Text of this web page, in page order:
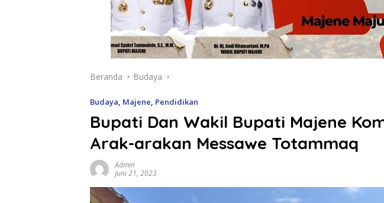
Beranda Budaya
Budaya, Majene, Pendidikan
Bupati Dan Wakil Bupati Majene
Arak-arakan Messawe Totammaq
Admin
Juni 21, 2023